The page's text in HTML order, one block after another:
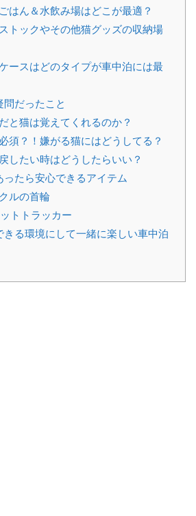
はん＆水飲み場はどこが最適？
トックやその他猫グッズの収納場
ースはどのタイプが車中泊には最
だったこと
と猫は覚えてくれるのか？
須？！嫌がる猫にはどうしてる？
したい時はどうしたらいい？
たら安心できるアイテム
ルの首輪
トトラッカー
る環境にして一緒に楽しい車中泊